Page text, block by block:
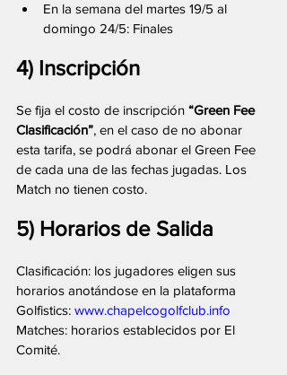
En la semana del martes 19/5 al
domingo 24/5: Finales
4) Inscripción
Se fija el costo de inscripción “Green Fee
Clasificación”, en el caso de no abonar
esta tarifa, se podrá abonar el Green Fee
de cada una de las fechas jugadas. Los
Match no tienen costo.
5) Horarios de Salida
Clasificación: los jugadores eligen sus
horarios anotándose en la plataforma
Golfistics: www.chapelcogolfclub.info
Matches: horarios establecidos por El
Comité.